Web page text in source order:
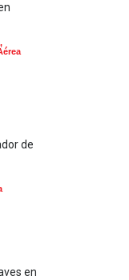
de
en